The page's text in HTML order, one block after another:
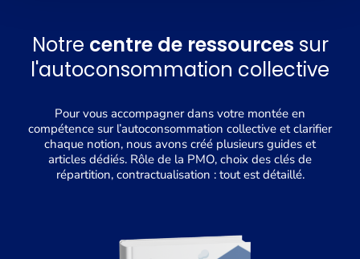
Notre centre de ressources sur
l'autoconsommation collective
Pour vous accompagner dans votre montée en
compétence sur l’autoconsommation collective et clarifier
chaque notion, nous avons créé plusieurs guides et
articles dédiés. Rôle de la PMO, choix des clés de
répartition, contractualisation : tout est détaillé.